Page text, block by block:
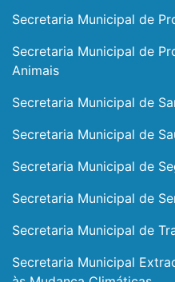
Secretaria Municipal de
Secretaria Municipal de
Animais
Secretaria Municipal de
Secretaria Municipal de
Secretaria Municipal de
Secretaria Municipal de
Secretaria Municipal de
Secretaria Municipal